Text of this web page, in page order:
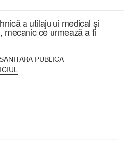
a utilajului medical și
mecanic ce urmează a fi
PUBLICA